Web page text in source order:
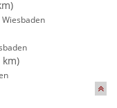
km)